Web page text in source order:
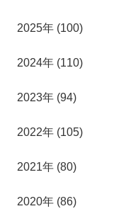
2025年 (100)
2024年 (110)
2023年 (94)
2022年 (105)
2021年 (80)
2020年 (86)